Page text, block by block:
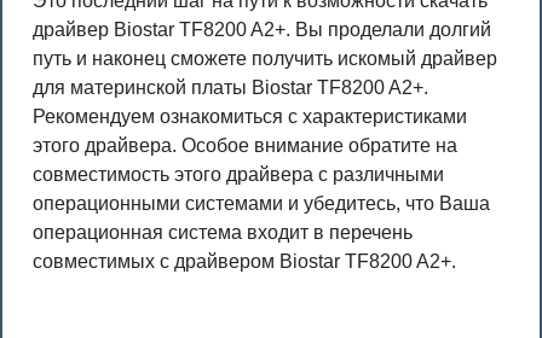
драйвер Biostar TF8200 A2+. Вы проделали долгий
путь и наконец сможете получить искомый драйвер
для материнской платы Biostar TF8200 A2+.
Рекомендуем ознакомиться с характеристиками
этого драйвера. Особое внимание обратите на
совместимость этого драйвера с различными
операционными системами и убедитесь, что Ваша
операционная система входит в перечень
совместимых с драйвером Biostar TF8200 A2+.